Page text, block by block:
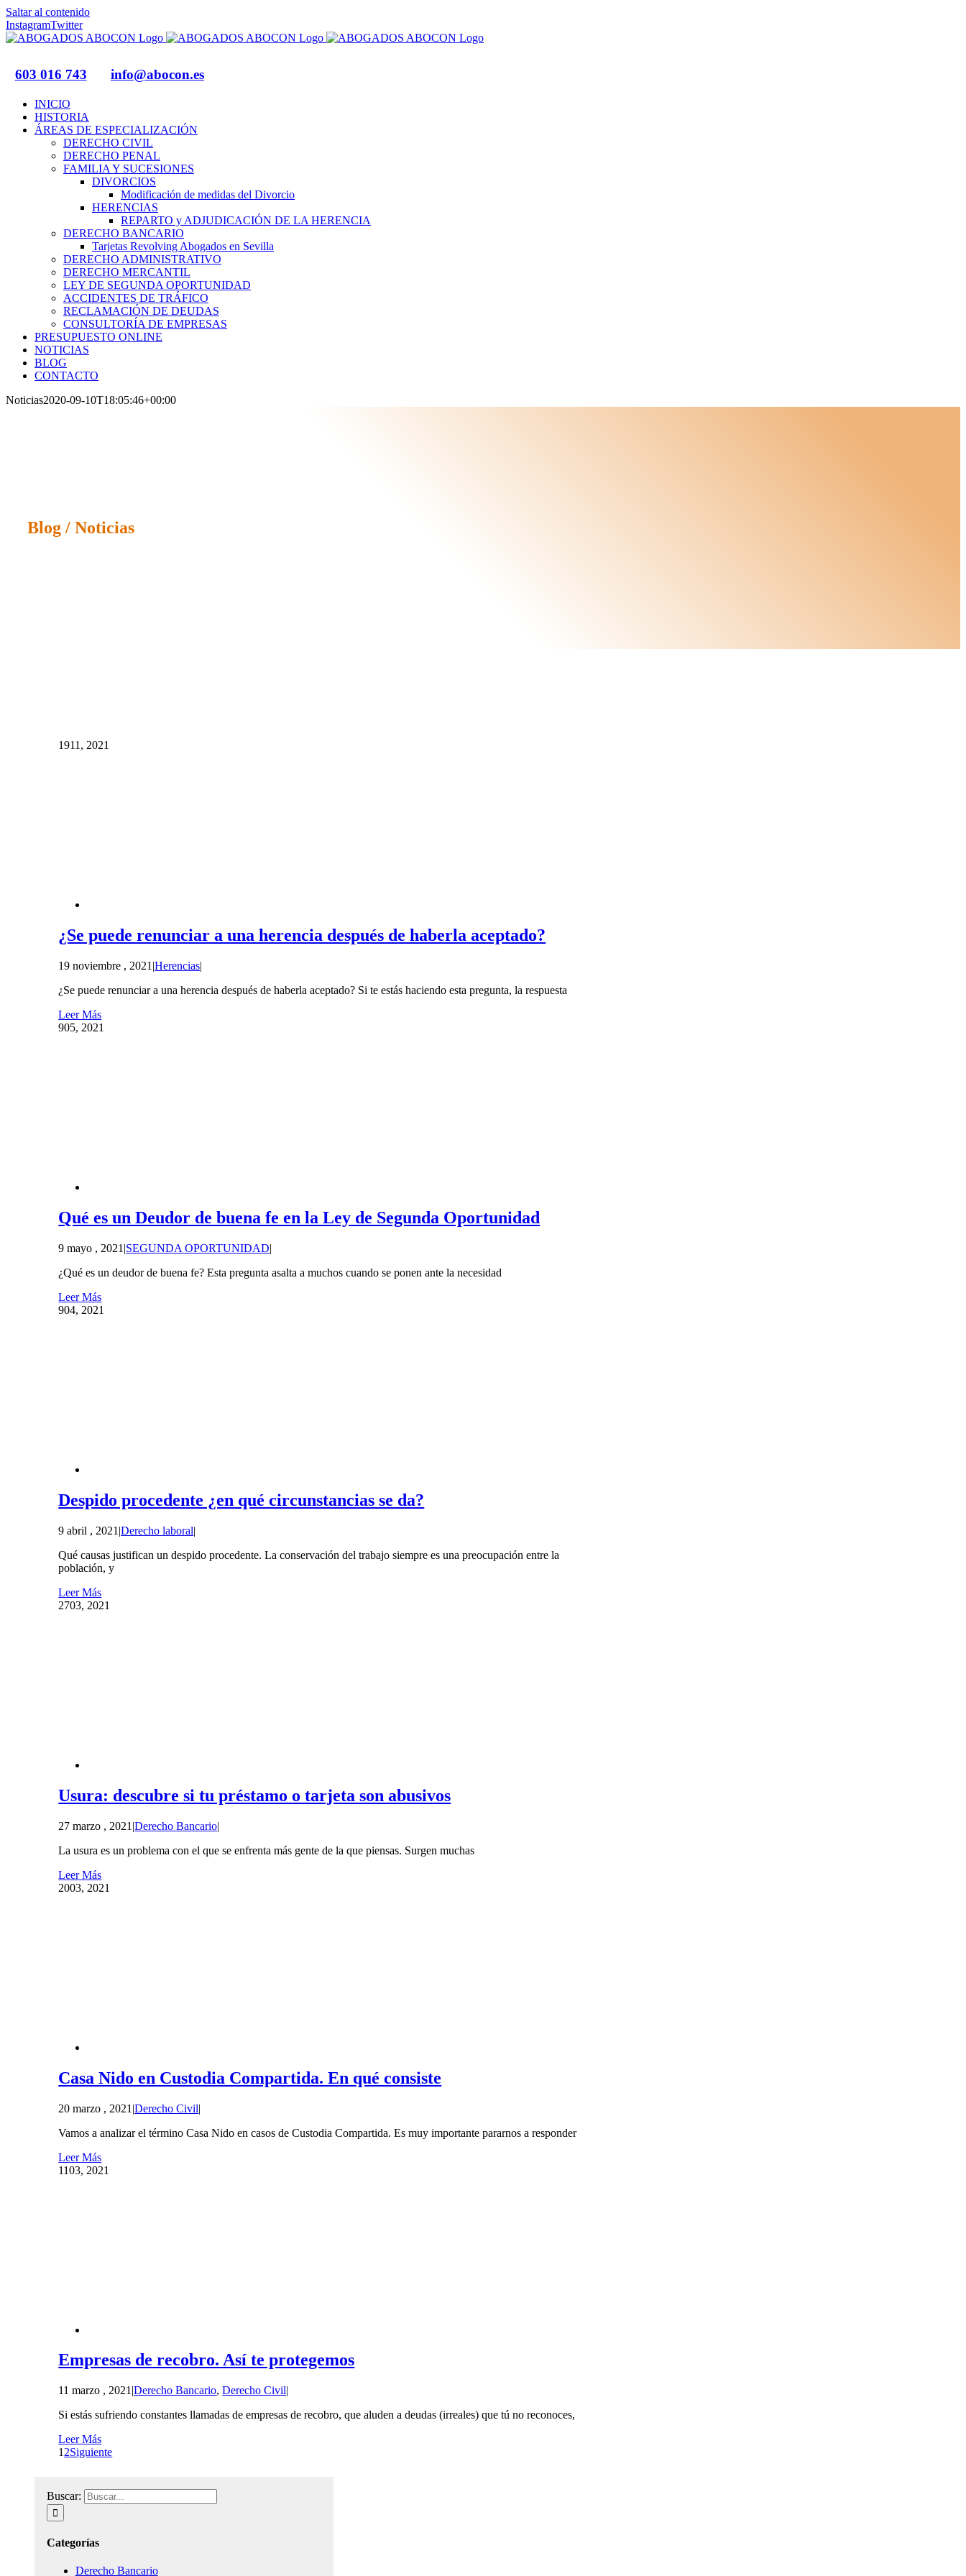
Saltar al contenido
InstagramTwitter
603 016 743 info@abocon.es
INICIO
HISTORIA
ÁREAS DE ESPECIALIZACIÓN
DERECHO CIVIL
DERECHO PENAL
FAMILIA Y SUCESIONES
DIVORCIOS
Modificación de medidas del Divorcio
HERENCIAS
REPARTO y ADJUDICACIÓN DE LA HERENCIA
DERECHO BANCARIO
Tarjetas Revolving Abogados en Sevilla
DERECHO ADMINISTRATIVO
DERECHO MERCANTIL
LEY DE SEGUNDA OPORTUNIDAD
ACCIDENTES DE TRÁFICO
RECLAMACIÓN DE DEUDAS
CONSULTORÍA DE EMPRESAS
PRESUPUESTO ONLINE
NOTICIAS
BLOG
CONTACTO
Noticias2020-09-10T18:05:46+00:00
Blog / Noticias
1911, 2021
¿Se puede renunciar a una herencia después de haberla aceptado?
19 noviembre , 2021 |Herencias|
¿Se puede renunciar a una herencia después de haberla aceptado? Si te estás haciendo esta pregunta, la respuesta
Leer Más
905, 2021
Qué es un Deudor de buena fe en la Ley de Segunda Oportunidad
9 mayo , 2021 |SEGUNDA OPORTUNIDAD|
¿Qué es un deudor de buena fe? Esta pregunta asalta a muchos cuando se ponen ante la necesidad
Leer Más
904, 2021
Despido procedente ¿en qué circunstancias se da?
9 abril , 2021 |Derecho laboral|
Qué causas justifican un despido procedente. La conservación del trabajo siempre es una preocupación entre la
población, y
Leer Más
2703, 2021
Usura: descubre si tu préstamo o tarjeta son abusivos
27 marzo , 2021 |Derecho Bancario|
La usura es un problema con el que se enfrenta más gente de la que piensas. Surgen muchas
Leer Más
2003, 2021
Casa Nido en Custodia Compartida. En qué consiste
20 marzo , 2021 |Derecho Civil|
Vamos a analizar el término Casa Nido en casos de Custodia Compartida. Es muy importante pararnos a responder
Leer Más
1103, 2021
Empresas de recobro. Así te protegemos
11 marzo , 2021 |Derecho Bancario,Derecho Civil|
Si estás sufriendo constantes llamadas de empresas de recobro, que aluden a deudas (irreales) que tú no reconoces,
Leer Más
1 2Siguiente
Buscar:
Categorías
Derecho Bancario